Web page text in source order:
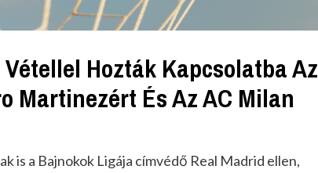
Hozták Kapcsolatba Az
Martinezért És Az AC Milan
is a Bajnokok Ligája címvédő Real Madrid ellen,